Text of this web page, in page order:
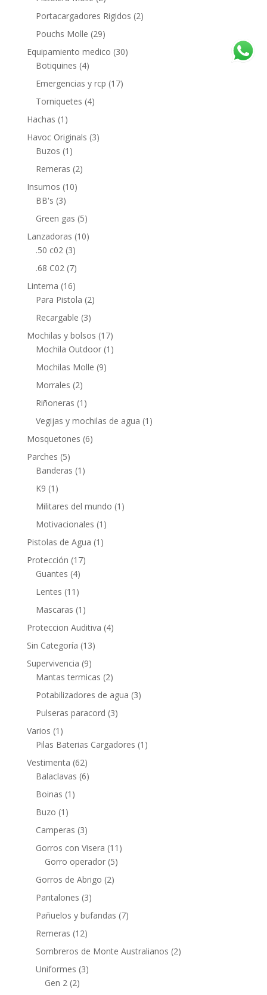
Portacargadores Rigidos (2)
Pouchs Molle (29)
Equipamiento medico (30)
Botiquines (4)
Emergencias y rcp (17)
Torniquetes (4)
Hachas (1)
Havoc Originals (3)
Buzos (1)
Remeras (2)
Insumos (10)
BB's (3)
Green gas (5)
Lanzadoras (10)
.50 c02 (3)
.68 C02 (7)
Linterna (16)
Para Pistola (2)
Recargable (3)
Mochilas y bolsos (17)
Mochila Outdoor (1)
Mochilas Molle (9)
Morrales (2)
Riñoneras (1)
Vegijas y mochilas de agua (1)
Mosquetones (6)
Parches (5)
Banderas (1)
K9 (1)
Militares del mundo (1)
Motivacionales (1)
Pistolas de Agua (1)
Protección (17)
Guantes (4)
Lentes (11)
Mascaras (1)
Proteccion Auditiva (4)
Sin Categoría (13)
Supervivencia (9)
Mantas termicas (2)
Potabilizadores de agua (3)
Pulseras paracord (3)
Varios (1)
Pilas Baterias Cargadores (1)
Vestimenta (62)
Balaclavas (6)
Boinas (1)
Buzo (1)
Camperas (3)
Gorros con Visera (11)
Gorro operador (5)
Gorros de Abrigo (2)
Pantalones (3)
Pañuelos y bufandas (7)
Remeras (12)
Sombreros de Monte Australianos (2)
Uniformes (3)
Gen 2 (2)